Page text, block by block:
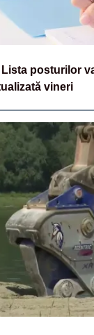
posturilor
vineri